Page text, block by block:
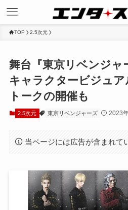
TOP 2.5次元
舞台『東京リベンジャ
キャラクタービジュ
トークの開催も
2.5次元 東京リベンジャーズ 2023
当ページには広告が含まれて